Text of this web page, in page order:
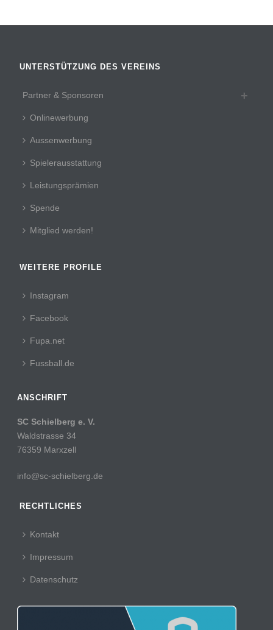
UNTERSTÜTZUNG DES VEREINS
Partner & Sponsoren
Onlinewerbung
Aussenwerbung
Spielerausstattung
Leistungsprämien
Spende
Mitglied werden!
WEITERE PROFILE
Instagram
Facebook
Fupa.net
Fussball.de
ANSCHRIFT
SC Schielberg e. V.
Waldstrasse 34
76359 Marxzell
info@sc-schielberg.de
RECHTLICHES
Kontakt
Impressum
Datenschutz